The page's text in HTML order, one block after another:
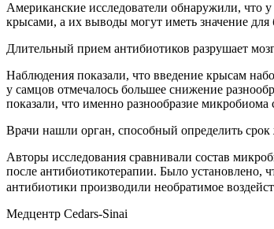
Американские исследователи обнаружили, что
крысами, а их выводы могут иметь значение
Длительный прием антибиотиков разрушает
Наблюдения показали, что введение крысам
у самцов отмечалось большее снижение
показали, что именно разнообразие
Врачи нашли орган, способный определить
Авторы исследования сравнивали состав
после антибиотикотерапии. Было установлено,
антибиотики производили необратимое
Медцентр Cedars-Sinai